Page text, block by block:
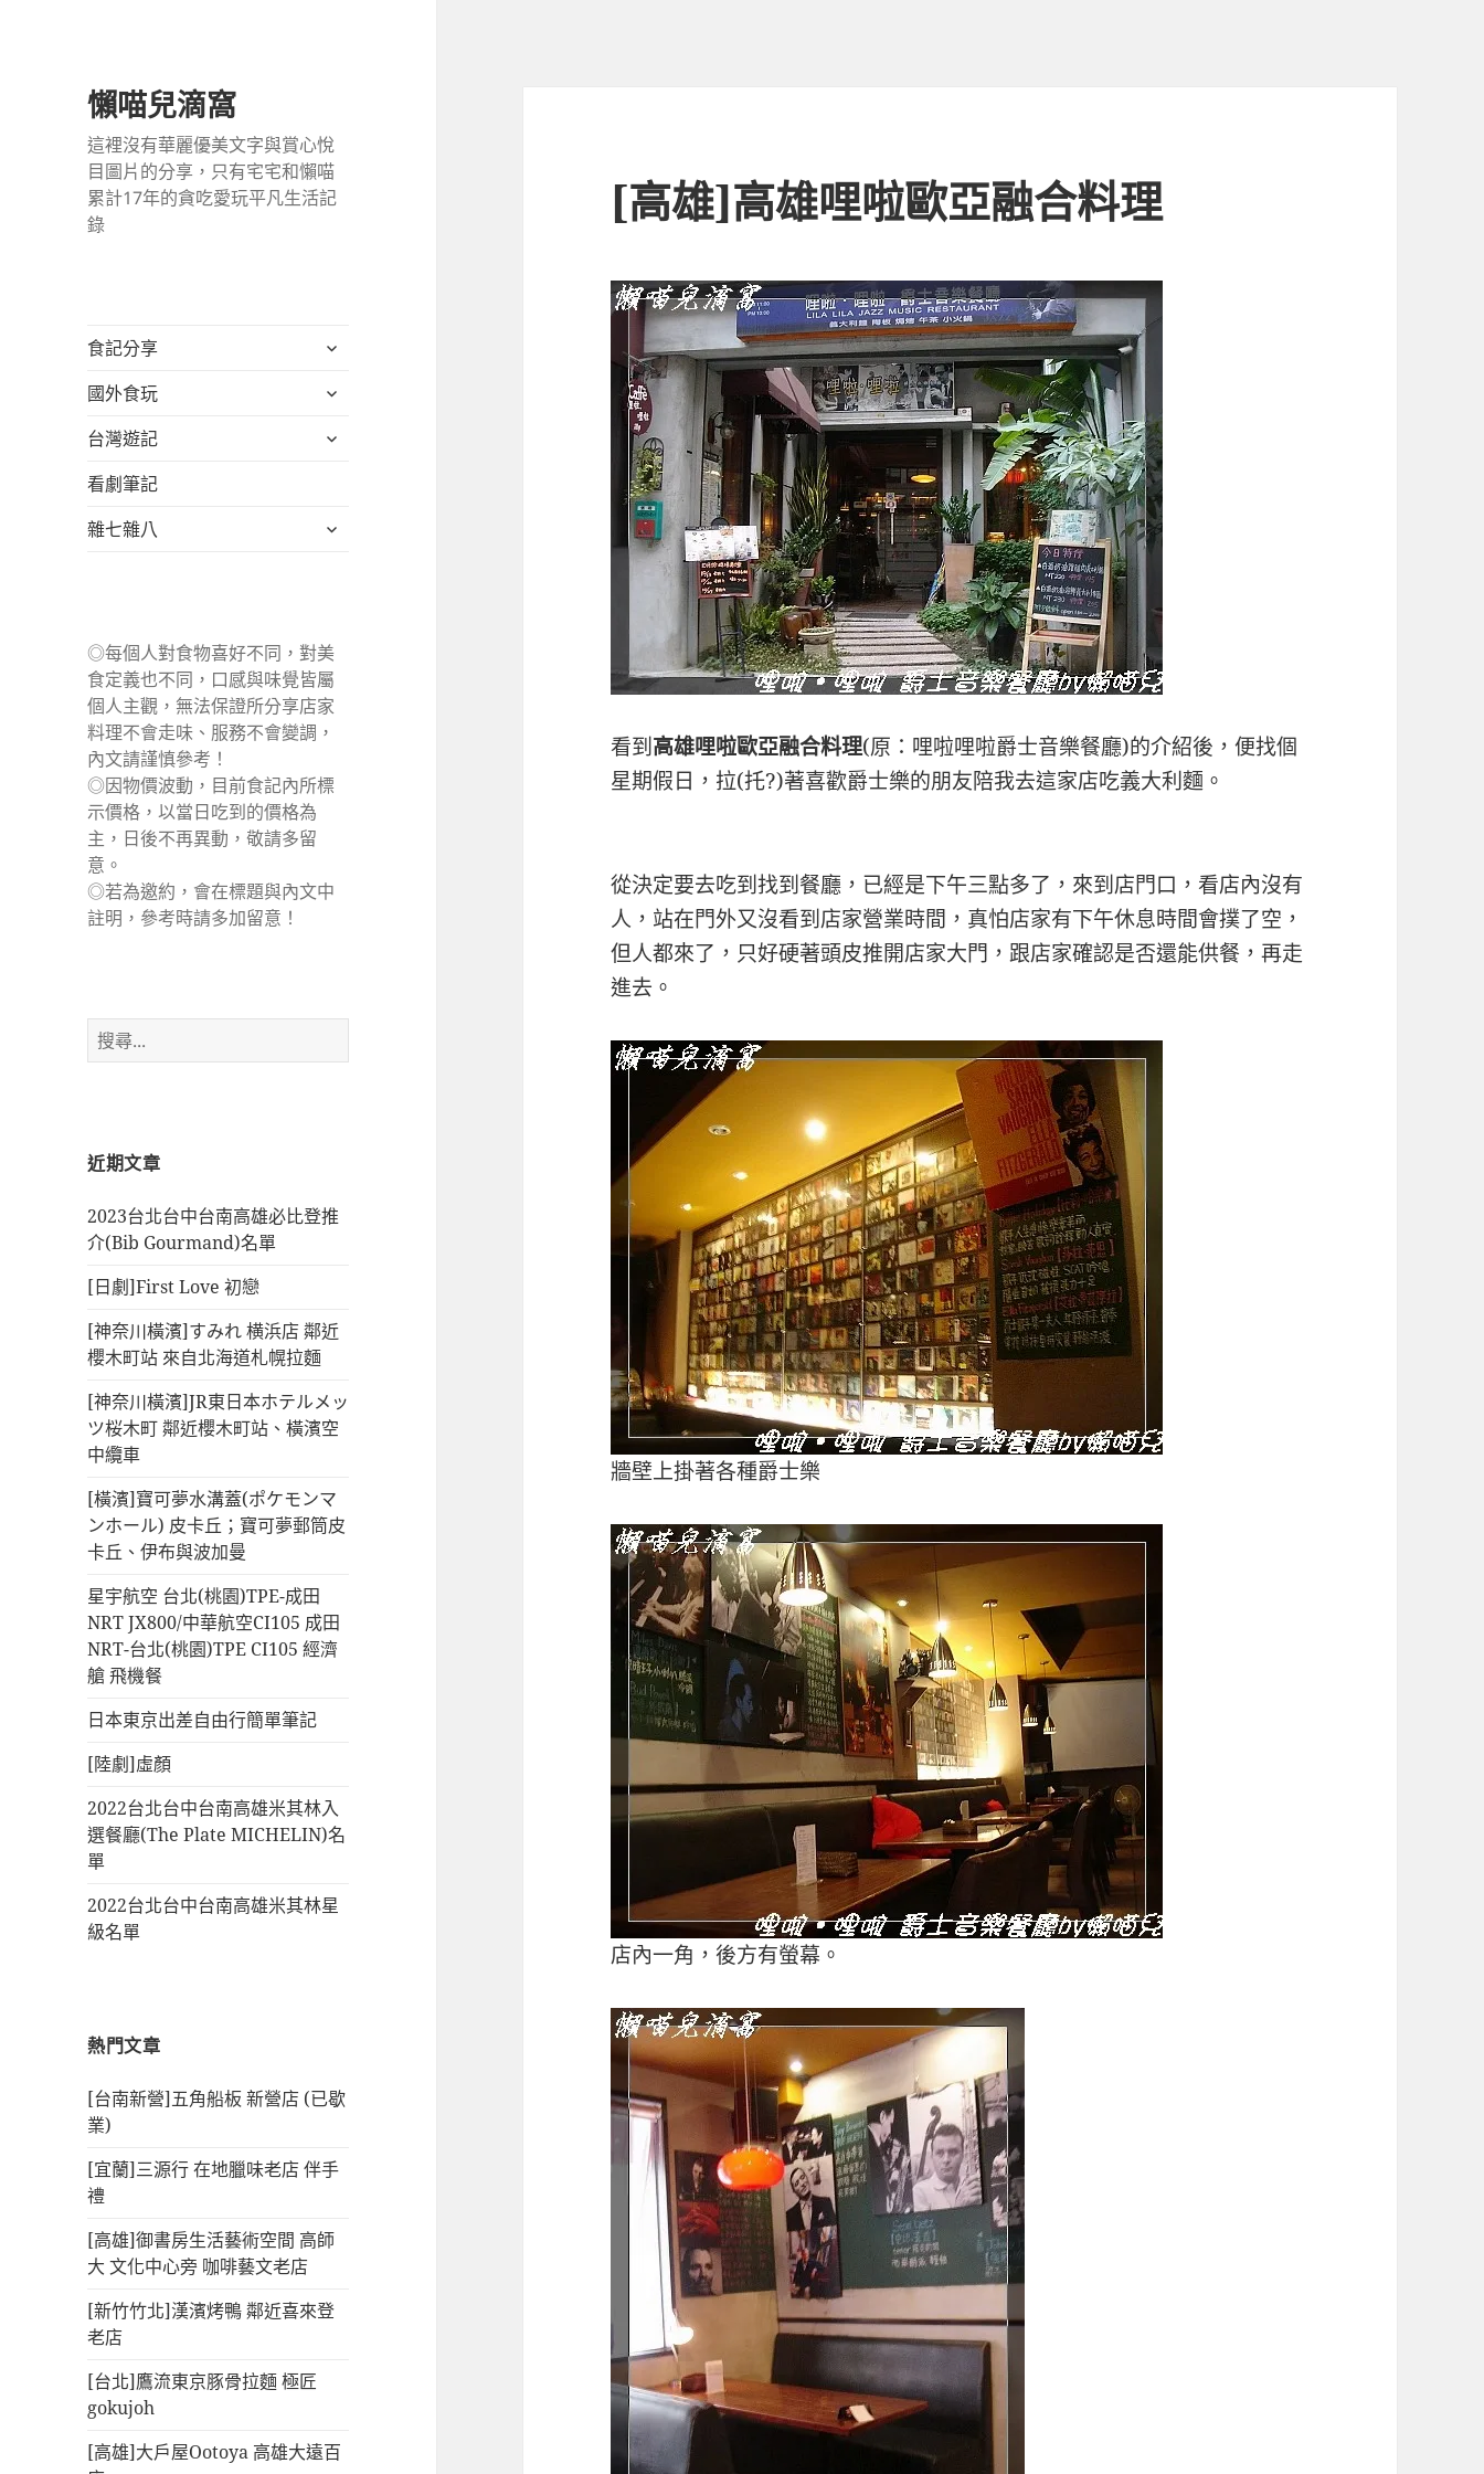
懶喵兒滴窩
這裡沒有華麗優美文字與賞心悅
目圖片的分享，只有宅宅和懶喵
累計17年的貪吃愛玩平凡生活記
錄
食記分享
展
子
單
國外食玩
展
子
台灣遊記
展
單
看劇筆記
雜七雜八
展
◎每個人對食物喜好不同，對美
食定義也不同，口感與味覺皆屬
個人主觀，無法保證所分享店家
料理不會走味、服務不會變調，
內文請謹慎參考！
◎因物價波動，目前食記內所標
示價格，以當日吃到的價格為
主，日後不再異動，敬請多留
意。
◎若為邀約，會在標題與內文中
註明，參考時請多加留意！
搜
尋
近期文章
2023台北台中台南高雄必比登推
介(Bib Gourmand)名單
[日劇]First Love 初戀
[神奈川橫濱]すみれ 横浜店 鄰近
櫻木町站 來自北海道札幌拉麵
[神奈川橫濱]JR東日本ホテルメッ
ツ桜木町 鄰近櫻木町站、橫濱空
中纜車
[橫濱]寶可夢水溝蓋(ポケモンマ
ンホール) 皮卡丘；寶可夢郵筒皮
卡丘、伊布與波加曼
星宇航空 台北(桃園)TPE-成田
NRT JX800/中華航空CI105 成田
NRT-台北(桃園)TPE CI105 經濟
艙 飛機餐
日本東京出差自由行簡單筆記
[陸劇]虛顏
2022台北台中台南高雄米其林入
選餐廳(The Plate MICHELIN)名
單
2022台北台中台南高雄米其林星
級名單
熱門文章
[台南新營]五角船板 新營店 (已歇
業)
[宜蘭]三源行 在地臘味老店 伴手
禮
[高雄]御書房生活藝術空間 高師
大 文化中心旁 咖啡藝文老店
[新竹竹北]漢濱烤鴨 鄰近喜來登
老店
[台北]鷹流東京豚骨拉麵 極匠
gokujoh
[高雄]大戶屋Ootoya 高雄大遠百
[高雄]高雄哩啦歐亞融合料理
看到高雄哩啦歐亞融合料理(原：哩啦哩啦爵士音樂餐廳)的介紹後，便找個
星期假日，拉(托?)著喜歡爵士樂的朋友陪我去這家店吃義大利麵。
從決定要去吃到找到餐廳，已經是下午三點多了，來到店門口，看店內沒有
人，站在門外又沒看到店家營業時間，真怕店家有下午休息時間會撲了空，
但人都來了，只好硬著頭皮推開店家大門，跟店家確認是否還能供餐，再走
進去。
牆壁上掛著各種爵士樂
店內一角，後方有螢幕。